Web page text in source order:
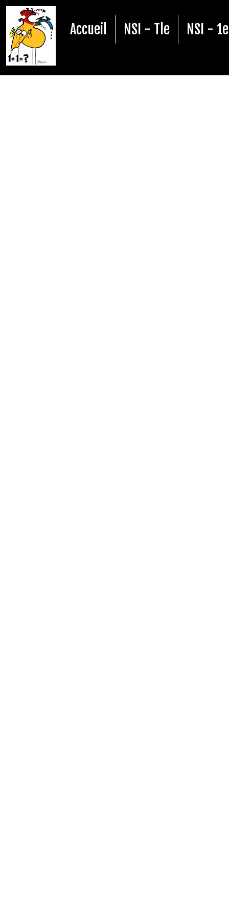
Accueil NSI - Tle NSI -